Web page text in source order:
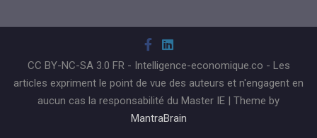
CC BY-NC-SA 3.0 FR - Intelligence-economique.co - Les
articles expriment le point de vue des auteurs et n'engagent en
aucun cas la responsabilité du Master IE | Theme by
MantraBrain